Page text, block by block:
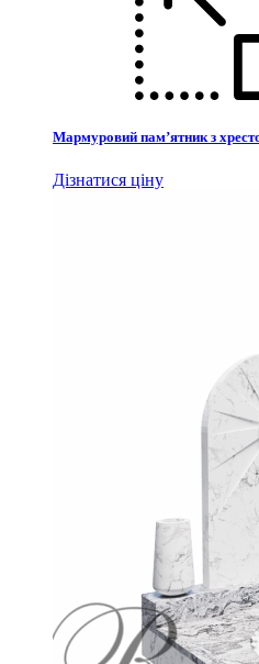
Мармуровий пам’ятник з
Дізнатися ціну